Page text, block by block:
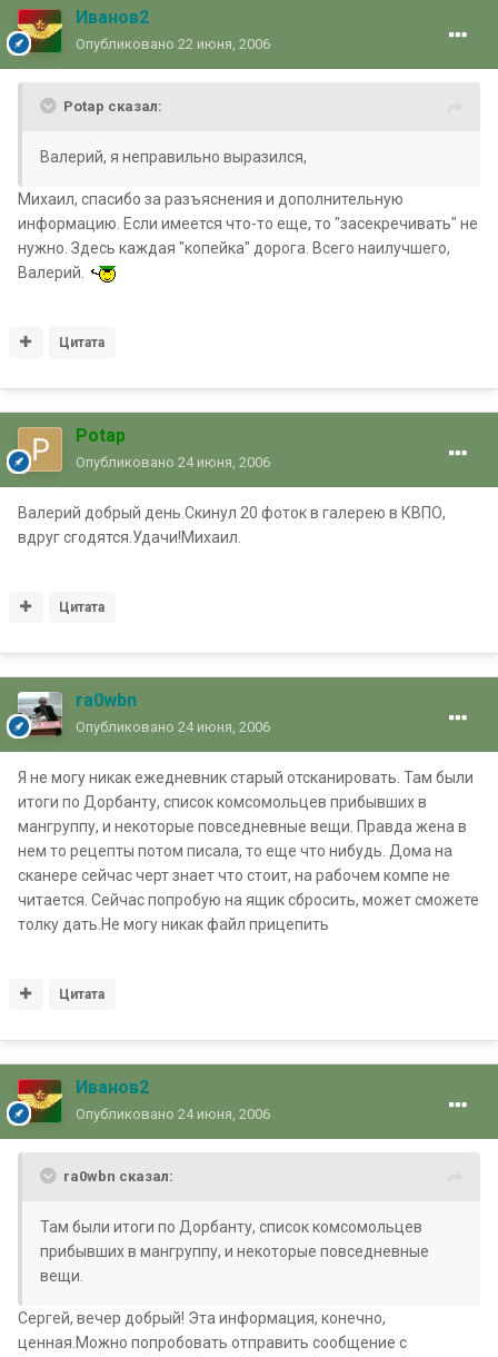
Иванов2
Опубликовано 22 июня, 2006
Potap сказал:
Валерий, я неправильно выразился,
Михаил, спасибо за разъяснения и дополнительную
информацию. Если имеется что-то еще, то "засекречивать" не
нужно. Здесь каждая "копейка" дорога. Всего наилучшего,
Валерий.
Цитата
Potap
Опубликовано 24 июня, 2006
Валерий добрый день.Скинул 20 фоток в галерею в КВПО,
вдруг сгодятся.Удачи!Михаил.
Цитата
ra0wbn
Опубликовано 24 июня, 2006
Я не могу никак ежедневник старый отсканировать. Там были
итоги по Дорбанту, список комсомольцев прибывших в
мангруппу, и некоторые повседневные вещи. Правда жена в
нем то рецепты потом писала, то еще что нибудь. Дома на
сканере сейчас черт знает что стоит, на рабочем компе не
читается. Сейчас попробую на ящик сбросить, может сможете
толку дать.Не могу никак файл прицепить
Цитата
Иванов2
Опубликовано 24 июня, 2006
ra0wbn сказал:
Там были итоги по Дорбанту, список комсомольцев
прибывших в мангруппу, и некоторые повседневные
вещи.
Сергей, вечер добрый! Эта информация, конечно,
ценная.Можно попробовать отправить сообщение с